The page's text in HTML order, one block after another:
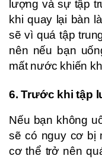
lượng và sự tập
khi quay lại bàn
sẽ vì quá tập
nên nếu bạn
mất nước khiến
6. Trước khi tập
Nếu bạn không
sẽ có nguy cơ bị
cơ thể trở nên